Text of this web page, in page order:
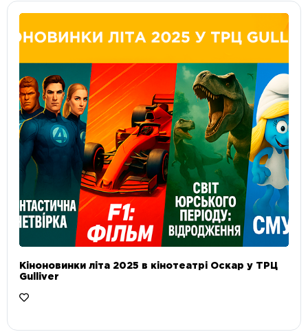
Кіноновинки літа 2025 в кінотеатрі Оскар у ТРЦ
Gulliver